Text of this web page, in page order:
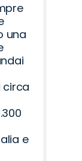
una
circa
e